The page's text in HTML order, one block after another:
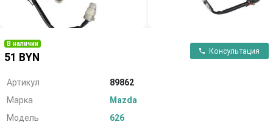
В наличии
51 BYN
Консультация
Артикул
89862
Марка
Mazda
Модель
626